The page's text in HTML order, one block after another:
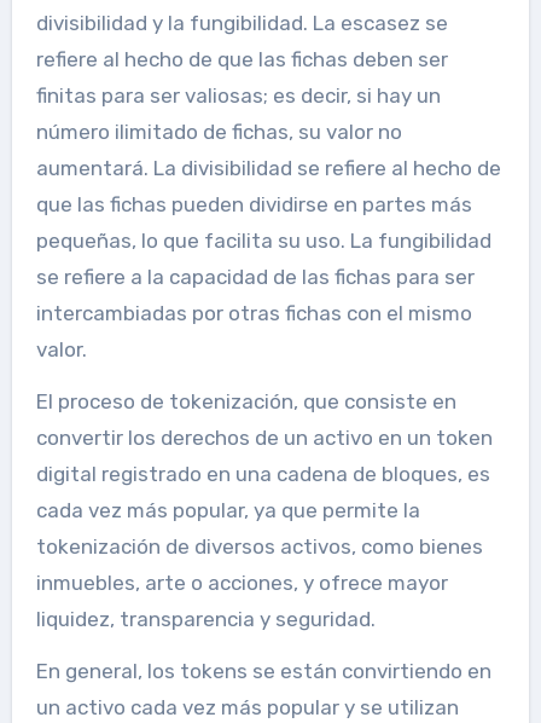
divisibilidad y la fungibilidad. La escasez se
refiere al hecho de que las fichas deben ser
finitas para ser valiosas; es decir, si hay un
número ilimitado de fichas, su valor no
aumentará. La divisibilidad se refiere al hecho de
que las fichas pueden dividirse en partes más
pequeñas, lo que facilita su uso. La fungibilidad
se refiere a la capacidad de las fichas para ser
intercambiadas por otras fichas con el mismo
valor.
El proceso de tokenización, que consiste en
convertir los derechos de un activo en un token
digital registrado en una cadena de bloques, es
cada vez más popular, ya que permite la
tokenización de diversos activos, como bienes
inmuebles, arte o acciones, y ofrece mayor
liquidez, transparencia y seguridad.
En general, los tokens se están convirtiendo en
un activo cada vez más popular y se utilizan